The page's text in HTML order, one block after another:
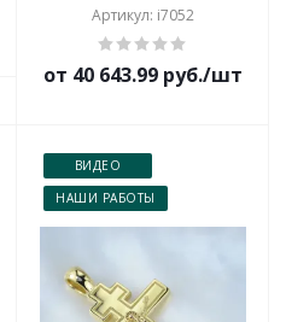
Артикул: i7052
от 40 643.99 руб./шт
ВИДЕО
НАШИ РАБОТЫ